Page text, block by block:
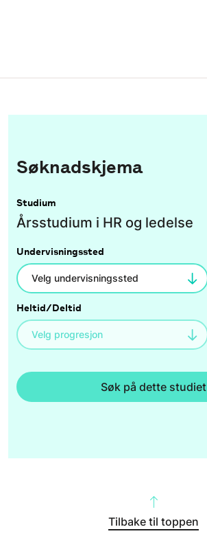
Søknadskjema
Studium
Årsstudium i HR og ledelse
Undervisningssted
Heltid/Deltid
Søk på dette studiet
Tilbake til toppen